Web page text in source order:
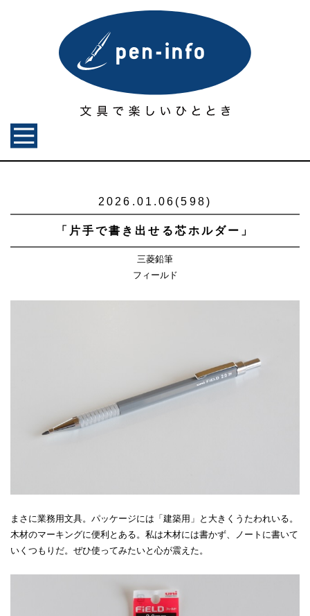
2026.01.06(598)
「片手で書き出せる芯ホルダー」
三菱鉛筆
フィールド
まさに業務用文具。パッケージには「建築用」と大きくうたわれいる。
木材のマーキングに便利とある。私は木材には書かず、ノートに書いて
いくつもりだ。ぜひ使ってみたいと心が震えた。